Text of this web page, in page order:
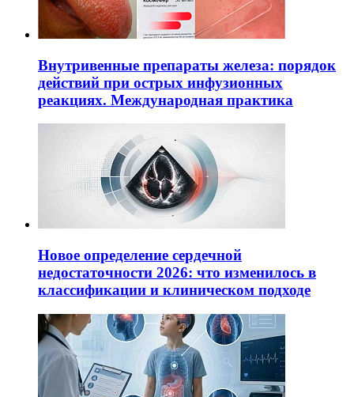
Внутривенные препараты железа: порядок
действий при острых инфузионных
реакциях. Международная практика
Новое определение сердечной
недостаточности 2026: что изменилось в
классификации и клиническом подходе